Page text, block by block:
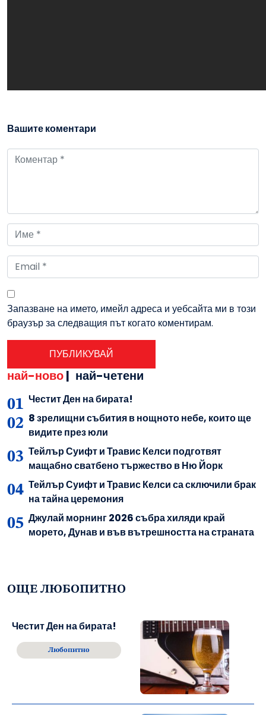
Вашите коментари
Запазване на името, имейл адреса и уебсайта ми в този
браузър за следващия път когато коментирам.
най-ново| най-четени
Честит Ден на бирата!
8 зрелищни събития в нощното небе, които ще
видите през юли
Тейлър Суифт и Травис Келси подготвят
мащабно сватбено тържество в Ню Йорк
Тейлър Суифт и Травис Келси са сключили брак
на тайна церемония
Джулай морнинг 2026 събра хиляди край
морето, Дунав и във вътрешността на страната
ОЩЕ ЛЮБОПИТНО
Честит Ден на бирата!
Любопитно